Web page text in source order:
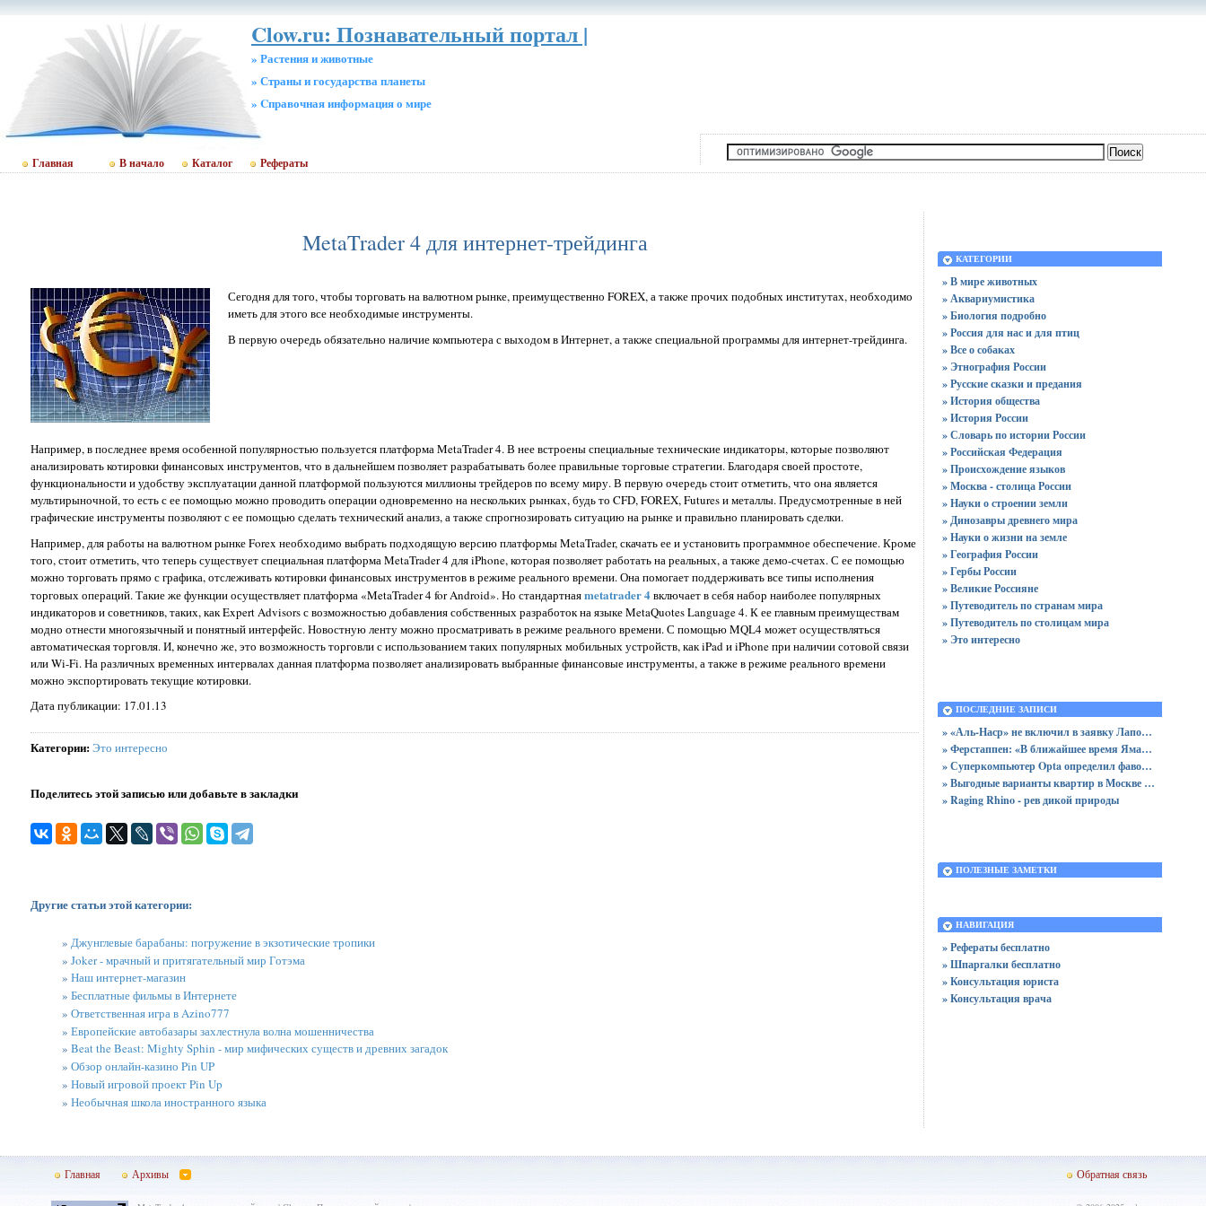
Clow.ru: Познавательный портал |
» Растения и животные
» Страны и государства планеты
» Cправочная информация о мире
Главная В начало Каталог Рефераты
MetaTrader 4 для интернет-трейдинга
Сегодня для того, чтобы торговать на валютном рынке, преимущественно FOREX, а также прочих подобных институтах, необходимо
иметь для этого все необходимые инструменты.
В первую очередь обязательно наличие компьютера с выходом в Интернет, а также специальной программы для интернет-трейдинга.
Например, в последнее время особенной популярностью пользуется платформа MetaTrader 4. В нее встроены специальные технические индикаторы, которые позволяют
анализировать котировки финансовых инструментов, что в дальнейшем позволяет разрабатывать более правильные торговые стратегии. Благодаря своей простоте,
функциональности и удобству эксплуатации данной платформой пользуются миллионы трейдеров по всему миру. В первую очередь стоит отметить, что она является
мультирыночной, то есть с ее помощью можно проводить операции одновременно на нескольких рынках, будь то CFD, FOREX, Futures и металлы. Предусмотренные в ней
графические инструменты позволяют с ее помощью сделать технический анализ, а также спрогнозировать ситуацию на рынке и правильно планировать сделки.
Например, для работы на валютном рынке Forex необходимо выбрать подходящую версию платформы MetaTrader, скачать ее и установить программное обеспечение. Кроме
того, стоит отметить, что теперь существует специальная платформа MetaTrader 4 для iPhone, которая позволяет работать на реальных, а также демо-счетах. С ее помощью
можно торговать прямо с графика, отслеживать котировки финансовых инструментов в режиме реального времени. Она помогает поддерживать все типы исполнения
торговых операций. Такие же функции осуществляет платформа «MetaTrader 4 for Android». Но стандартнаяmetatrader 4включает в себя набор наиболее популярных
индикаторов и советников, таких, как Expert Advisors с возможностью добавления собственных разработок на языке MetaQuotes Language 4. К ее главным преимуществам
модно отнести многоязычный и понятный интерфейс. Новостную ленту можно просматривать в режиме реального времени. С помощью MQL4 может осуществляться
автоматическая торговля. И, конечно же, это возможность торговли с использованием таких популярных мобильных устройств, как iPad и iPhone при наличии сотовой связи
или Wi-Fi. На различных временных интервалах данная платформа позволяет анализировать выбранные финансовые инструменты, а также в режиме реального времени
можно экспортировать текущие котировки.
Дата публикации: 17.01.13
Категории:Это интересно
Поделитесь этой записью или добавьте в закладки
Другие статьи этой категории:
» Джунглевые барабаны: погружение в экзотические тропики
» Joker - мрачный и притягательный мир Готэма
» Наш интернет-магазин
» Бесплатные фильмы в Интернете
» Ответственная игра в Azino777
» Европейские автобазары захлестнула волна мошенничества
» Beat the Beast: Mighty Sphin - мир мифических существ и древних загадок
» Обзор онлайн-казино Pin UP
» Новый игровой проект Pin Up
» Необычная школа иностранного языка
КАТЕГОРИИ
» В мире животных
» Аквариумистика
» Биология подробно
» Россия для нас и для птиц
» Все о собаках
» Этнография России
» Русские сказки и предания
» История общества
» История России
» Словарь по истории России
» Российская Федерация
» Происхождение языков
» Москва - столица России
» Науки о строении земли
» Динозавры древнего мира
» Науки о жизни на земле
» География России
» Гербы России
» Великие Россияне
» Путеводитель по странам мира
» Путеводитель по столицам мира
» Это интересно
ПОСЛЕДНИЕ ЗАПИСИ
» «Аль-Наср» не включил в заявку Лапорта после срыва трансфера в «Атлетик»
» Ферстаппен: «В ближайшее время Ямаль получит «Золотой мяч»
» Суперкомпьютер Opta определил фаворитов Лиги чемпионов 2025/2026
» Выгодные варианты квартир в Москве с доступными ценами для покупки без переплат
» Raging Rhino - рев дикой природы
ПОЛЕЗНЫЕ ЗАМЕТКИ
НАВИГАЦИЯ
» Рефераты бесплатно
» Шпаргалки бесплатно
» Консультация юриста
» Консультация врача
Главная Архивы Обратная связь